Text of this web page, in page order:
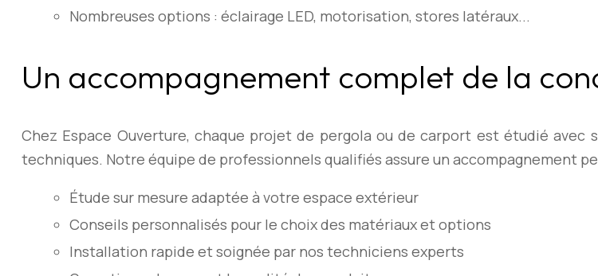
Nombreuses options : éclairage LED, motorisation, stores latéraux...
Un accompagnement complet de la
Chez Espace Ouverture, chaque projet de pergola ou de carport est étudié
techniques. Notre équipe de professionnels qualifiés assure un accompagnement
Étude sur mesure adaptée à votre espace extérieur
Conseils personnalisés pour le choix des matériaux et options
Installation rapide et soignée par nos techniciens experts